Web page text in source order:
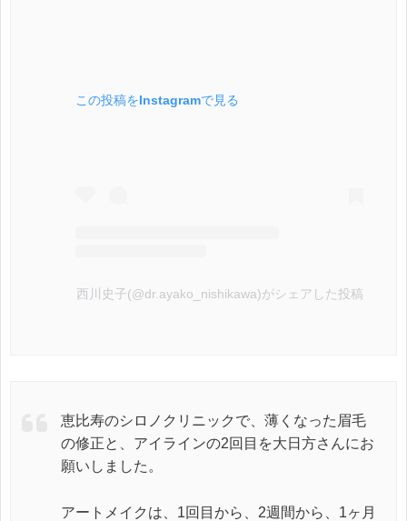
この投稿をInstagramで見る
西川史子(@dr.ayako_nishikawa)がシェアした投稿
恵比寿のシロノクリニックで、薄くなった眉毛
の修正と、アイラインの2回目を大日方さんにお
願いしました。
アートメイクは、1回目から、2週間から、1ヶ月